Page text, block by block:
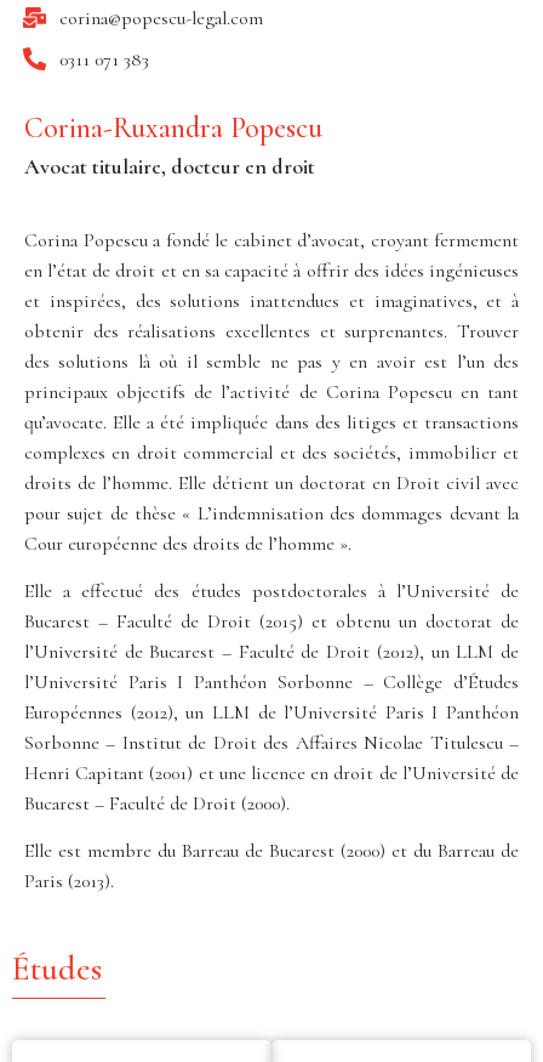
corina@popescu-legal.com
0311 071 383
Corina-Ruxandra Popescu
Avocat titulaire, docteur en droit
Corina Popescu a fondé le cabinet d’avocat, croyant fermement
en l’état de droit et en sa capacité à offrir des idées ingénieuses
et inspirées, des solutions inattendues et imaginatives, et à
obtenir des réalisations excellentes et surprenantes. Trouver
des solutions là où il semble ne pas y en avoir est l’un des
principaux objectifs de l’activité de Corina Popescu en tant
qu’avocate. Elle a été impliquée dans des litiges et transactions
complexes en droit commercial et des sociétés, immobilier et
droits de l’homme. Elle détient un doctorat en Droit civil avec
pour sujet de thèse « L’indemnisation des dommages devant la
Cour européenne des droits de l’homme ».
Elle a effectué des études postdoctorales à l’Université de
Bucarest – Faculté de Droit (2015) et obtenu un doctorat de
l’Université de Bucarest – Faculté de Droit (2012), un LLM de
l’Université Paris I Panthéon Sorbonne – Collège d’Études
Européennes (2012), un LLM de l’Université Paris I Panthéon
Sorbonne – Institut de Droit des Affaires Nicolae Titulescu –
Henri Capitant (2001) et une licence en droit de l’Université de
Bucarest – Faculté de Droit (2000).
Elle est membre du Barreau de Bucarest (2000) et du Barreau de
Paris (2013).
Études